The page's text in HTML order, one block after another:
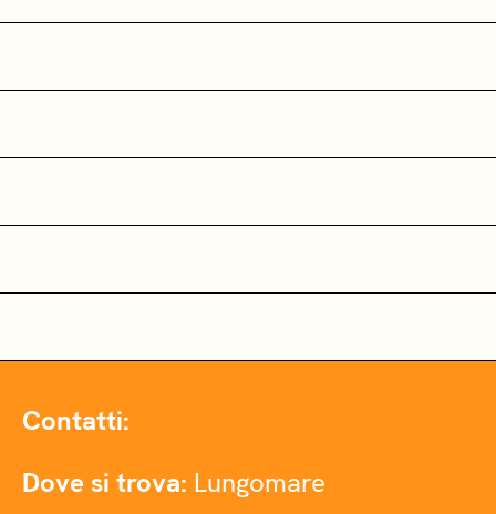
Contatti:
Dove si trova: Lungomare